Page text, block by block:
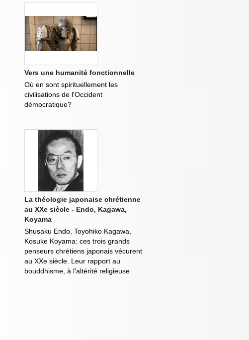
Vers une humanité fonctionnelle
Où en sont spirituellement les
civilisations de l'Occident
démocratique?
La théologie japonaise chrétienne
au XXe siècle - Endo, Kagawa,
Koyama
Shusaku Endo, Toyohiko Kagawa,
Kosuke Koyama: ces trois grands
penseurs chrétiens japonais vécurent
au XXe siècle. Leur rapport au
bouddhisme, à l'altérité religieuse